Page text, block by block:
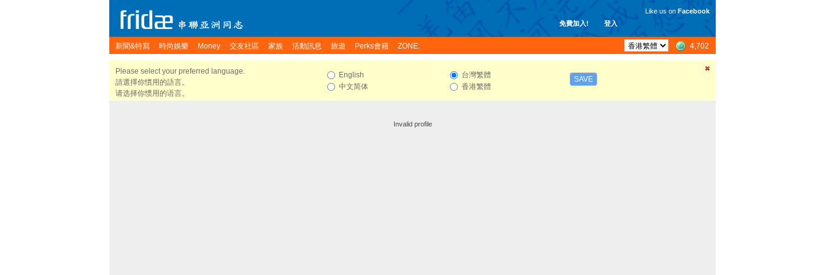
免費加入! 登入
Like us on Facebook
新聞&特寫 時尚娛樂 Money 交友社區 家族 活動訊息 旅遊 Perks會籍 ZONE: 4,702
Please select your preferred language.
請選擇你慣用的語言。
请选择你惯用的语言。
English
中文简体
台灣繁體
香港繁體
SAVE
Invalid profile